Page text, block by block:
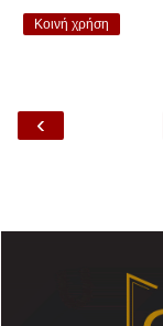
Κοινή χρήση
‹